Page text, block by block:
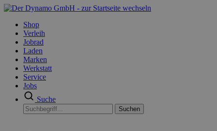
Shop
Verleih
Jobrad
Laden
Marken
Werkstatt
Service
Jobs
Suche
Suchen